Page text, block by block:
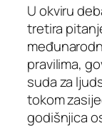
U okviru
tretira
pravilima,
suda za
tokom
godišnjica